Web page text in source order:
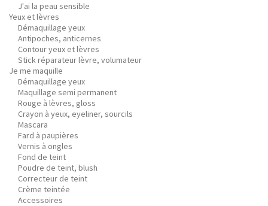
J'ai la peau sensible
Yeux et lèvres
Démaquillage yeux
Antipoches, anticernes
Contour yeux et lèvres
Stick réparateur lèvre, volumateur
Je me maquille
Démaquillage yeux
Maquillage semi permanent
Rouge à lèvres, gloss
Crayon à yeux, eyeliner, sourcils
Mascara
Fard à paupières
Vernis à ongles
Fond de teint
Poudre de teint, blush
Correcteur de teint
Crème teintée
Accessoires